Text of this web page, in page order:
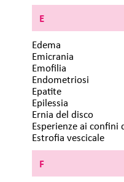
E
Edema
Emicrania
Emofilia
Endometriosi
Epatite
Epilessia
Ernia del disco
Esperienze ai confini
Estrofia vescicale
F